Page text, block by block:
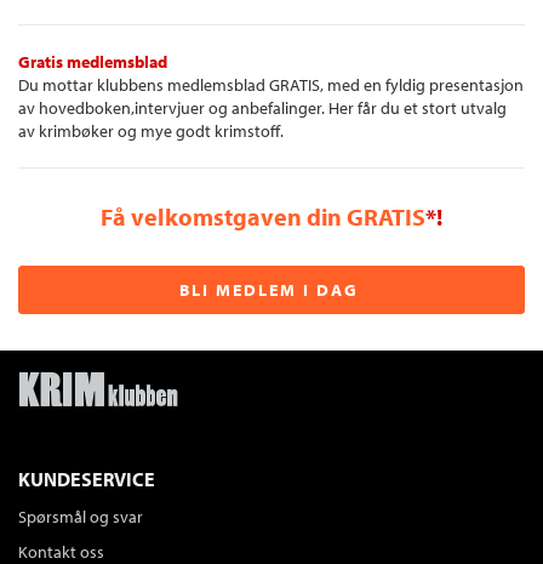
Gratis medlemsblad
Du mottar klubbens medlemsblad GRATIS, med en fyldig presentasjon
av hovedboken,intervjuer og anbefalinger. Her får du et stort utvalg
av krimbøker og mye godt krimstoff.
Få velkomstgaven din GRATIS*!
BLI MEDLEM I DAG
KUNDESERVICE
Spørsmål og svar
Kontakt oss